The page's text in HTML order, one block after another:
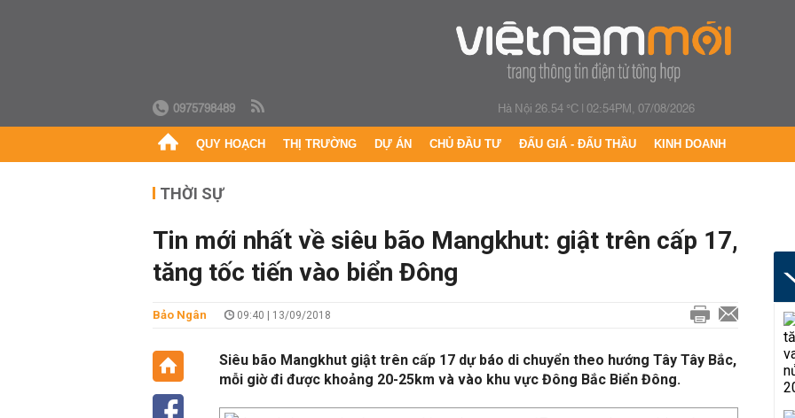
0975798489 Hà Nội 26.54 °C|02:54PM, 07/08/2026
QUY HOẠCH THỊ TRƯỜNG DỰ ÁN CHỦ ĐẦU TƯ ĐẤU GIÁ - ĐẤU THẦU KINH DOANH
THỜI SỰ
Tin mới nhất về siêu bão Mangkhut: giật trên cấp 17,
tăng tốc tiến vào biển Đông
Bảo Ngân 09:40 | 13/09/2018
Siêu bão Mangkhut giật trên cấp 17 dự báo di chuyển theo hướng Tây Tây Bắc,
mỗi giờ đi được khoảng 20-25km và vào khu vực Đông Bắc Biển Đông.